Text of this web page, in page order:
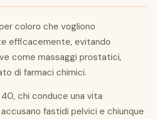
coloro che vogliono
efficacemente, evitando
come massaggi prostatici,
di farmaci chimici.
chi conduce una vita
fastidi pelvici e chiunque